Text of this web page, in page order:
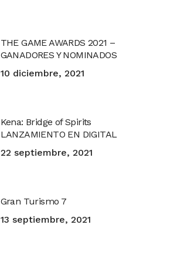
THE GAME AWARDS 2021 –
GANADORES Y NOMINADOS
10 diciembre, 2021
Kena: Bridge of Spirits
LANZAMIENTO EN DIGITAL
22 septiembre, 2021
Gran Turismo 7
13 septiembre, 2021